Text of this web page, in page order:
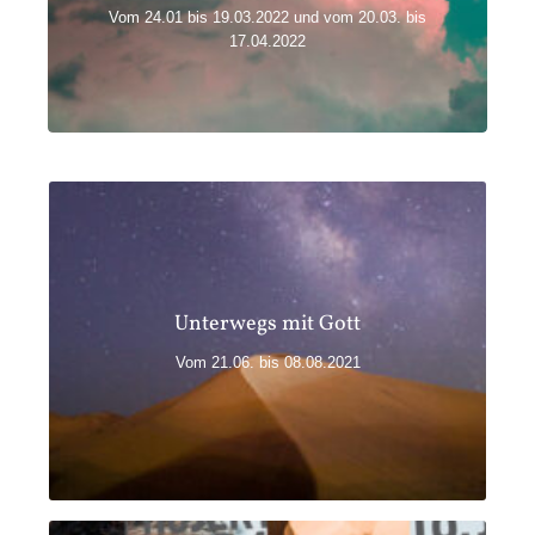
Vom 24.01 bis 19.03.2022 und vom 20.03. bis
17.04.2022
Wochen bereiten wir uns mit verschiedenen Texten auf
Ostern vor.
Unterwegs mit Gott
Vom 21.06. bis 08.08.2021
Wir lesen das erste Buch Mose, d
as Bibelprojekt dauert
49 Tage. Neben dem gemeinsamen Bibellesen, hören
wir sieben begleitende Predigten zum Text und werden
uns in Kleingruppen dazu austauschen.